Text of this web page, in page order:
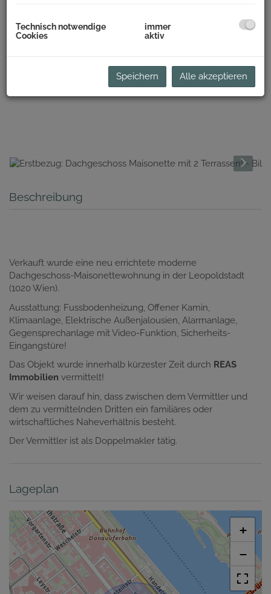
Beschreibung
Verkauft wurde eine neu errichtete moderne
Dachgeschoss-Maisonettewohnung in der Leopoldstadt
(1020 Wien).
Ausstattung: Fussbodenheizung, Offener Kamin,
Klimaanlage, Elektrische Außenjalousien, Alarmanlage,
Gegensprechanlage mit Video-Funktion, Sicherheits-
Eingangstüre!
Das Objekt wurde innerhalb kürzester Zeit durch REAS
Immobilien vermittelt!
Wir weisen darauf hin, dass zwischen dem Vermittler und
dem zu vermittelnden Dritten ein familiäres oder
wirtschaftliches Naheverhältnis besteht.
Der Vermittler ist als Doppelmakler tätig.
Lageplan
+
−
Technisch notwendige
Cookies
immer
aktiv
Speichern Alle akzeptieren